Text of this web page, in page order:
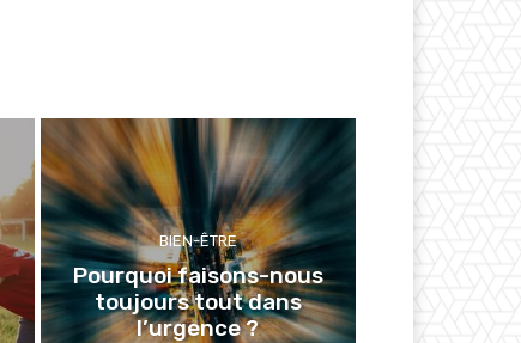
BIEN-ÊTRE
Pourquoi faisons-nous
toujours tout dans
l’urgence ?